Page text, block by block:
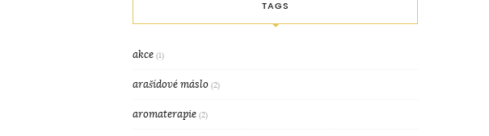
TAGS
akce (1)
arašídové máslo (2)
aromaterapie (2)